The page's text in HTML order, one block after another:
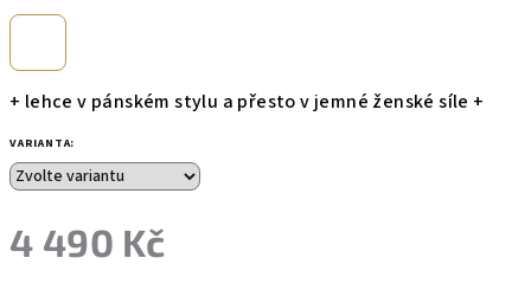
+ lehce v pánském stylu a přesto v jemné ženské síle +
VARIANTA:
4 490 Kč